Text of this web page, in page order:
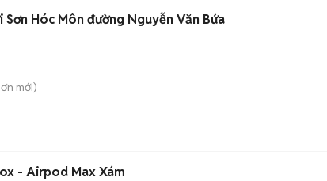
Sơn Hóc Môn đường Nguyễn Văn Bứa
mới)
- Airpod Max Xám